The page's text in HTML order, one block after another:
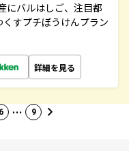
にバルはしご、注目都
すプチぼうけんプラン
詳細を見る
6 … 9